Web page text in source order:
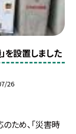
を設置しました
26
ため、「災害時